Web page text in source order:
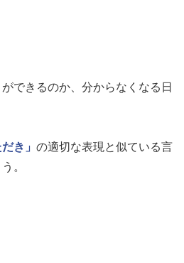
できるのか、分からなくなる日
き」 の適切な表現と似ている言
。